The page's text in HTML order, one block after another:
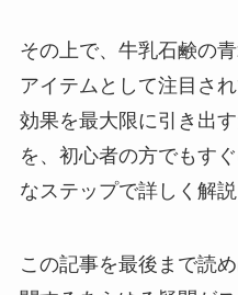
その上で、牛乳石鹸の
アイテムとして注目さ
効果を最大限に引き出
を、初心者の方でもす
なステップで詳しく解説
この記事を最後まで読